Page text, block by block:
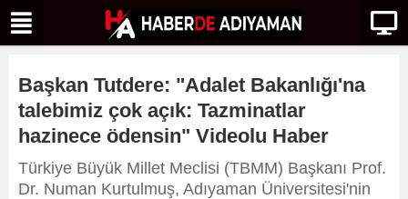
Başkan Tutdere: "Adalet Bakanlığı'na
talebimiz çok açık: Tazminatlar
hazinece ödensin" Videolu Haber
Türkiye Büyük Millet Meclisi (TBMM) Başkanı Prof.
Dr. Numan Kurtulmuş, Adıyaman Üniversitesi'nin